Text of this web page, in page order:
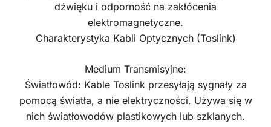
dźwięku i odporność na zakłócenia
elektromagnetyczne.
Charakterystyka Kabli Optycznych (Toslink)
Medium Transmisyjne:
Światłowód: Kable Toslink przesyłają sygnały za
pomocą światła, a nie elektryczności. Używa się w
nich światłowodów plastikowych lub szklanych.